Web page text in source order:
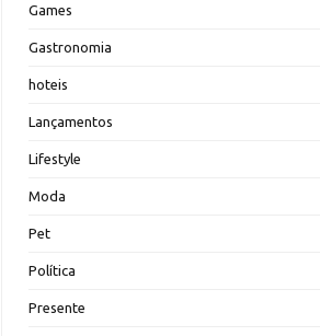
Games
Gastronomia
hoteis
Lançamentos
Lifestyle
Moda
Pet
Política
Presente